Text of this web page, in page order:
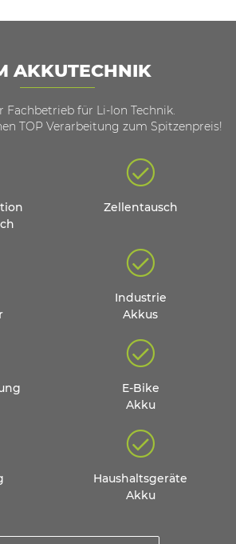
AKKUTECHNIK
Fachbetrieb für Li-Ion Technik.
TOP Verarbeitung zum Spitzenpreis!
Zellentausch
Industrie
Akkus
E-Bike
Akku
Haushaltsgeräte
Akku